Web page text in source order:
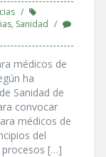
, Sanidad
médicos de
ha
Sanidad de
convocar
médicos de
del
procesos […]